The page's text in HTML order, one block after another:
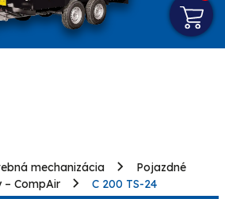
mechanizácia
Pojazdné
CompAir
C 200 TS-24